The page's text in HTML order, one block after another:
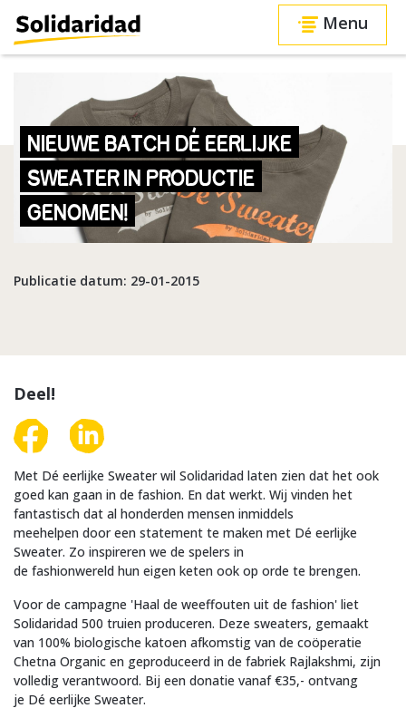
Menu
NIEUWE BATCH DÉ EERLIJKE
SWEATER IN PRODUCTIE
GENOMEN!
Publicatie datum: 29-01-2015
Deel!
Met Dé eerlijke Sweater wil Solidaridad laten zien dat het ook
goed kan gaan in de fashion. En dat werkt. Wij vinden het
fantastisch dat al honderden mensen inmiddels
meehelpen door een statement te maken met Dé eerlijke
Sweater. Zo inspireren we de spelers in
de fashionwereld hun eigen keten ook op orde te brengen.
Voor de campagne 'Haal de weeffouten uit de fashion' liet
Solidaridad 500 truien produceren. Deze sweaters, gemaakt
van 100% biologische katoen afkomstig van de coöperatie
Chetna Organic en geproduceerd in de fabriek Rajlakshmi, zijn
volledig verantwoord. Bij een donatie vanaf €35,- ontvang
je Dé eerlijke Sweater. ​